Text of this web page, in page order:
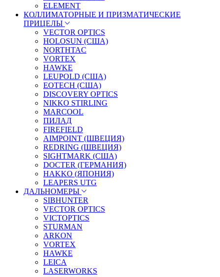
ELEMENT
КОЛЛИМАТОРНЫЕ И ПРИЗМАТИЧЕСКИЕ
ПРИЦЕЛЫ
VECTOR OPTICS
HOLOSUN (США)
NORTHTAC
VORTEX
HAWKE
LEUPOLD (США)
EOTECH (США)
DISCOVERY OPTICS
NIKKO STIRLING
MARCOOL
ПИЛАД
FIREFIELD
AIMPOINT (ШВЕЦИЯ)
REDRING (ШВЕЦИЯ)
SIGHTMARK (США)
DOCTER (ГЕРМАНИЯ)
HAKKO (ЯПОНИЯ)
LEAPERS UTG
ДАЛЬНОМЕРЫ
SIBHUNTER
VECTOR OPTICS
VICTOPTICS
STURMAN
ARKON
VORTEX
HAWKE
LEICA
LASERWORKS